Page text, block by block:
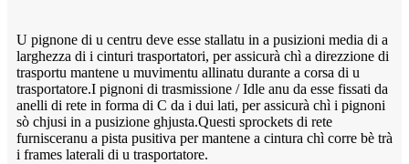
U pignone di u centru deve esse stallatu in a pusizioni media di a
larghezza di i cinturi trasportatori, per assicurà chì a direzzione di
trasportu mantene u muvimentu allinatu durante a corsa di u
trasportatore.I pignoni di trasmissione / Idle anu da esse fissati da
anelli di rete in forma di C da i dui lati, per assicurà chì i pignoni
sò chjusi in a pusizione ghjusta.Questi sprockets di rete
furnisceranu a pista pusitiva per mantene a cintura chì corre bè trà
i frames laterali di u trasportatore.